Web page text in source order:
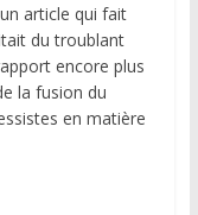
article qui fait
du troublant
encore plus
la fusion du
en matière